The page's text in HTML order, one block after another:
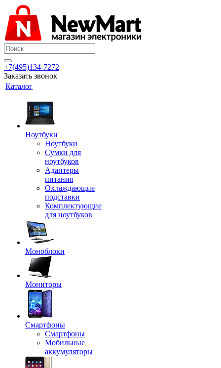
+7(495)134-7272
Заказать звонок
Каталог
Ноутбуки
Ноутбуки
Сумки для
ноутбуков
Адаптеры
питания
Охлаждающие
подставки
Комплектующие
для ноутбуков
Моноблоки
Мониторы
Смартфоны
Смартфоны
Мобильные
аккумуляторы